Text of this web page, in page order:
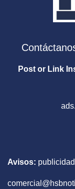
Post or Link
Avisos: